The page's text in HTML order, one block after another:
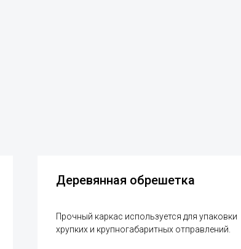
Деревянная обрешетка
Прочный каркас используется для упаковки
хрупких и крупногабаритных отправлений.